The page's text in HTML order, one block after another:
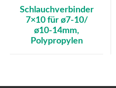
Schlauchverbinder
7×10 für ø7-10/
ø10-14mm,
Polypropylen